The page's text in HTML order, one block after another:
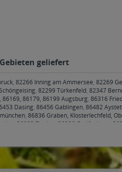
geliefert
, 82266 Inning am Ammersee, 82269
, 82299 Türkenfeld, 82347
86179, 86199 Augsburg, 86316
Dasing, 86456 Gablingen, 86482
, 86836 Graben, Klosterlechfeld,
86923 Finning 86926 Greifenberg
Wipfratal, Witzleben,99334
am Berge, Utzberg
99441
Umpferstedt ,99867 Gotha
99869